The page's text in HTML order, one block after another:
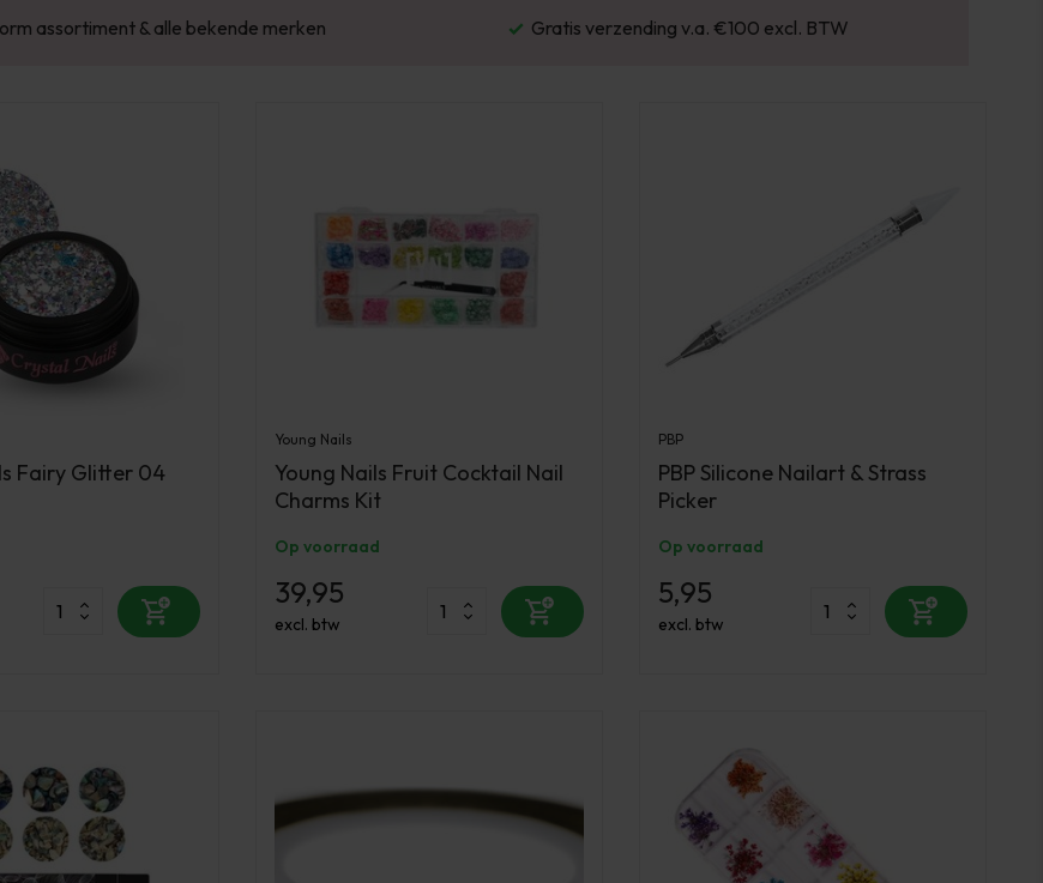
assortiment & alle bekende merken Gratis verzending v.a. €100 excl. BTW
Fairy Glitter 04
Young Nails
Young Nails Fruit Cocktail Nail
Charms Kit
Op voorraad
39,95
excl. btw
PBP
PBP Silicone Nailart & Strass
Picker
Op voorraad
5,95
excl. btw